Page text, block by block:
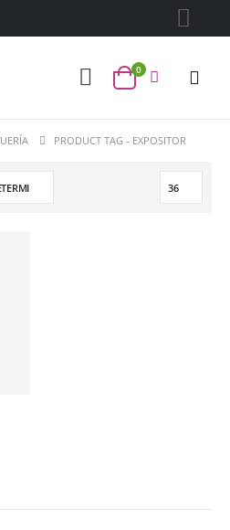
0
PRODUCT TAG - EXPOSITOR